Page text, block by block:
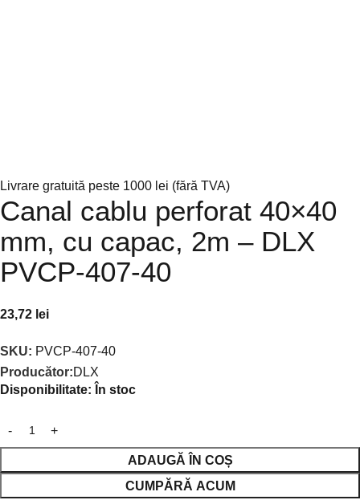
Livrare gratuită peste 1000 lei (fără TVA)
Canal cablu perforat 40×40
mm, cu capac, 2m – DLX
PVCP-407-40
23,72 lei
SKU: PVCP-407-40
Producător:DLX
Disponibilitate: În stoc
ADAUGĂ ÎN COȘ
CUMPĂRĂ ACUM